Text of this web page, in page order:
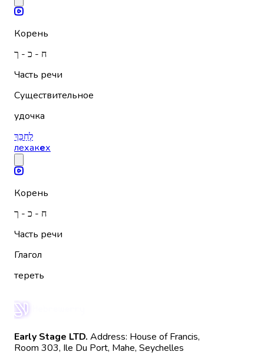
Корень
ח - כ - ך
Часть речи
Существительное
удочка
לְחַכֵּךְ
лехакех
Корень
ח - כ - ך
Часть речи
Глагол
тереть
Early Stage LTD. Address: House of Francis,
Room 303, Ile Du Port, Mahe, Seychelles